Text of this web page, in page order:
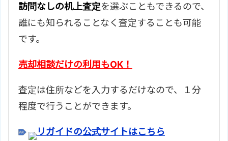
訪問なしの机上査定を選ぶこともできるので、
誰にも知られることなく査定することも可能
です。
売却相談だけの利用もOK！
査定は住所などを入力するだけなので、１分
程度で行うことができます。
リガイドの公式サイトはこちら